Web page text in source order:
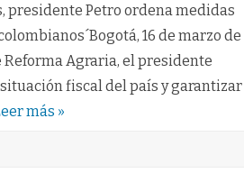
ordena
subsidios
la
gasolina
y
exportaciones
presidente Petro ordena medidas
16 de marzo de
Reforma Agraria, el presidente
fiscal del país y garantizar
más »